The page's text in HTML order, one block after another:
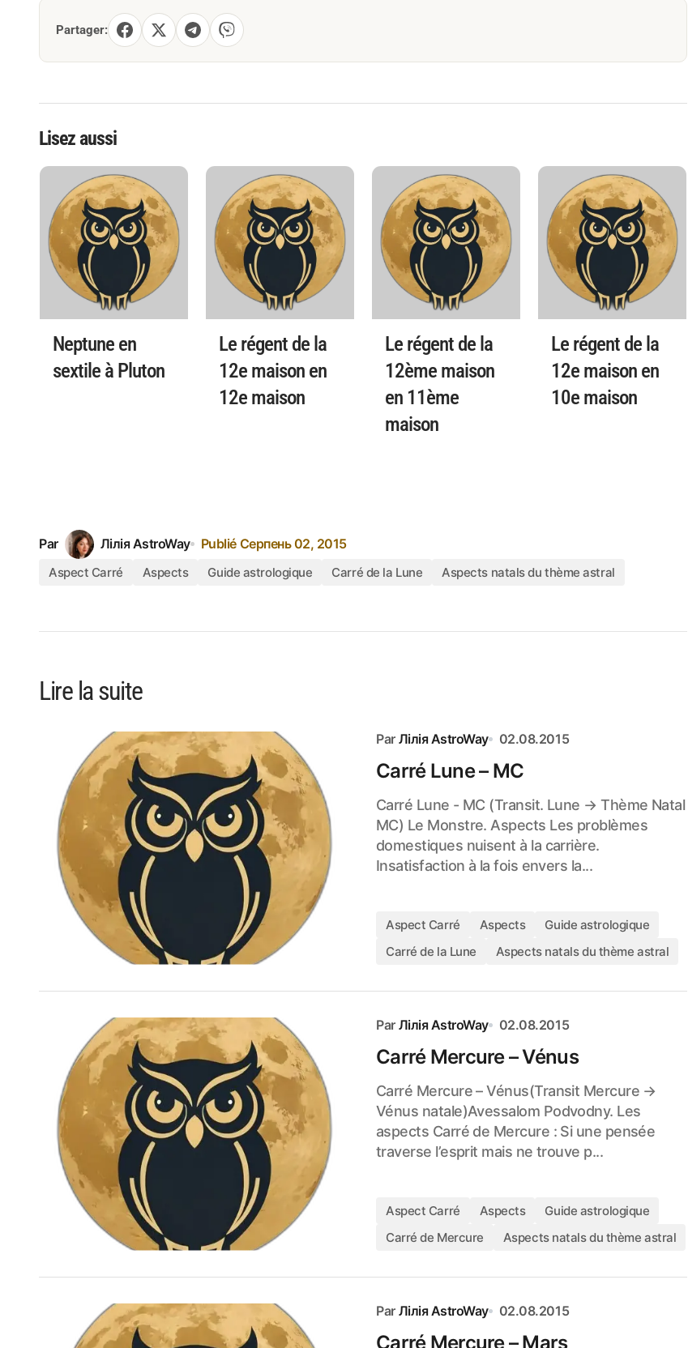
Partager:
Lisez aussi
Neptune en
sextile à Pluton
Le régent de la
12e maison en
12e maison
Le régent de la
12ème maison
en 11ème
maison
Le régent de la
12e maison en
10e maison
Par Лілія AstroWay Publié Серпень 02, 2015
Aspect Carré Aspects Guide astrologique Carré de la Lune Aspects natals du thème astral
Lire la suite
Par Лілія AstroWay 02.08.2015
Carré Lune – MC
Carré Lune - MC (Transit. Lune → Thème Natal
MC) Le Monstre. Aspects Les problèmes
domestiques nuisent à la carrière.
Insatisfaction à la fois envers la...
Aspect Carré Aspects
Guide astrologique
Carré de la Lune
Aspects natals du thème astral
Par Лілія AstroWay 02.08.2015
Carré Mercure – Vénus
Carré Mercure – Vénus(Transit Mercure →
Vénus natale)Avessalom Podvodny. Les
aspects Carré de Mercure : Si une pensée
traverse l’esprit mais ne trouve p...
Aspect Carré Aspects
Guide astrologique
Carré de Mercure
Aspects natals du thème astral
Par Лілія AstroWay 02.08.2015
Carré Mercure – Mars